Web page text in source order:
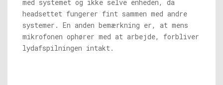
med systemet og ikke selve enheden, da
headsettet fungerer fint sammen med andre
systemer. En anden bemærkning er, at mens
mikrofonen ophører med at arbejde, forbliver
lydafspilningen intakt.